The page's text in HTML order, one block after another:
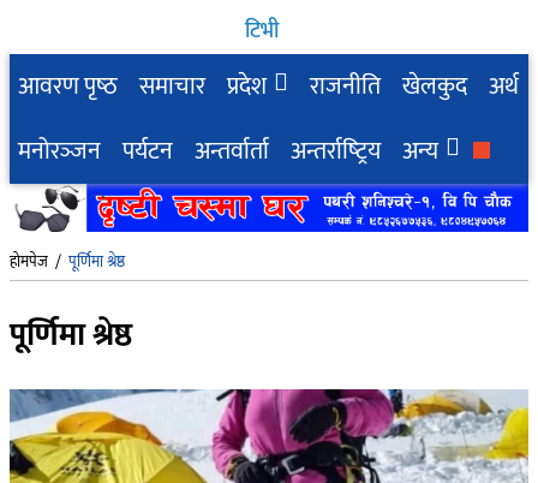
टिभी
आवरण पृष्‍ठ समाचार प्रदेश राजनीति खेलकुद अर्थ
मनोरञ्‍जन पर्यटन अन्तर्वार्ता अन्तर्राष्‍ट्रिय अन्य
होमपेज /पूर्णिमा श्रेष्ठ
पूर्णिमा श्रेष्ठ